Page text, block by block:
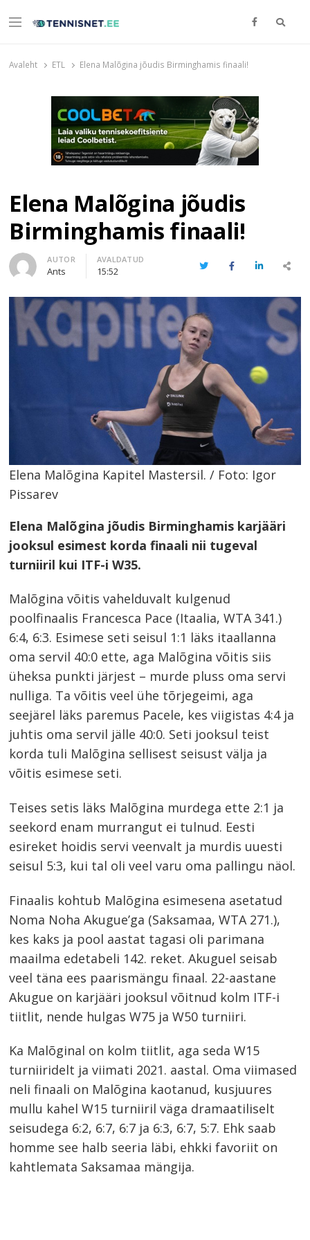
Menu Otsi
Avaleht ETL Elena Malõgina jõudis Birminghamis finaali!
Elena Malõgina jõudis
Birminghamis finaali!
Author
AUTOR
Ants
AVALDATUD
15:52 TwitterFacebookLinkedInShare
Elena Malõgina Kapitel Mastersil. / Foto: Igor
Pissarev
Elena Malõgina jõudis Birminghamis karjääri
jooksul esimest korda finaali nii tugeval
turniiril kui ITF-i W35.
Malõgina võitis vahelduvalt kulgenud
poolfinaalis Francesca Pace (Itaalia, WTA 341.)
6:4, 6:3. Esimese seti seisul 1:1 läks itaallanna
oma servil 40:0 ette, aga Malõgina võitis siis
üheksa punkti järjest – murde pluss oma servi
nulliga. Ta võitis veel ühe tõrjegeimi, aga
seejärel läks paremus Pacele, kes viigistas 4:4 ja
juhtis oma servil jälle 40:0. Seti jooksul teist
korda tuli Malõgina sellisest seisust välja ja
võitis esimese seti.
Teises setis läks Malõgina murdega ette 2:1 ja
seekord enam murrangut ei tulnud. Eesti
esireket hoidis servi veenvalt ja murdis uuesti
seisul 5:3, kui tal oli veel varu oma pallingu näol.
Finaalis kohtub Malõgina esimesena asetatud
Noma Noha Akugue’ga (Saksamaa, WTA 271.),
kes kaks ja pool aastat tagasi oli parimana
maailma edetabeli 142. reket. Akuguel seisab
veel täna ees paarismängu finaal. 22-aastane
Akugue on karjääri jooksul võitnud kolm ITF-i
tiitlit, nende hulgas W75 ja W50 turniiri.
Ka Malõginal on kolm tiitlit, aga seda W15
turniiridelt ja viimati 2021. aastal. Oma viimased
neli finaali on Malõgina kaotanud, kusjuures
mullu kahel W15 turniiril väga dramaatiliselt
seisudega 6:2, 6:7, 6:7 ja 6:3, 6:7, 5:7. Ehk saab
homme see halb seeria läbi, ehkki favoriit on
kahtlemata Saksamaa mängija.